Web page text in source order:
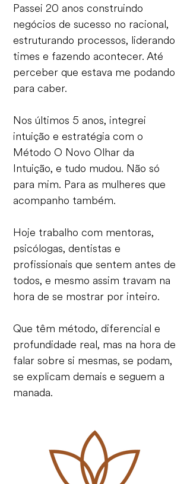
Passei 20 anos construindo
negócios de sucesso no racional,
estruturando processos, liderando
times e fazendo acontecer. Até
perceber que estava me podando
para caber.
Nos últimos 5 anos, integrei
intuição e estratégia com o
Método O Novo Olhar da
Intuição, e tudo mudou. Não só
para mim. Para as mulheres que
acompanho também.
Hoje trabalho com mentoras,
psicólogas, dentistas e
profissionais que sentem antes de
todos, e mesmo assim travam na
hora de se mostrar por inteiro.
Que têm método, diferencial e
profundidade real, mas na hora de
falar sobre si mesmas, se podam,
se explicam demais e seguem a
manada.